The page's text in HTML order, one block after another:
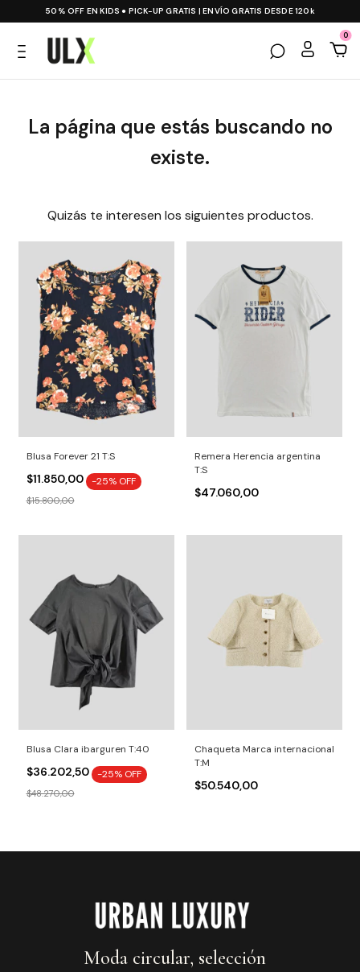
50% OFF EN KIDS ● PICK-UP GRATIS | ENVÍO GRATIS DESDE 120k
0
La página que estás buscando no
existe.
Quizás te interesen los siguientes productos.
Blusa Forever 21 T:S
$11.850,00 -25% OFF
$15.800,00
Remera Herencia argentina
T:S
$47.060,00
Blusa Clara ibarguren T:40
$36.202,50 -25% OFF
$48.270,00
Chaqueta Marca internacional
T:M
$50.540,00
Moda circular, selección